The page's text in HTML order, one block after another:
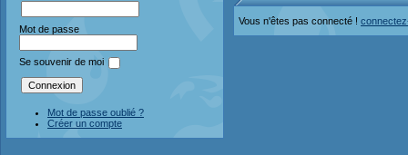
Mot de passe
Se souvenir de moi
Mot de passe oublié ?
Créer un compte
Vous n'êtes pas connecté !